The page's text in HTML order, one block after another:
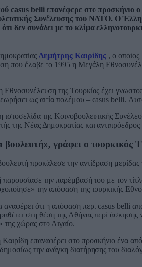
casus belli επανέφερε στο προσκήνιο
Συνέλευσης του ΝΑΤΟ. Ο
ότι δεν συνάδει με το κλίμα
Δημήτρης Καιρίδης , ο
που έλαβε το 1995 η Μεγάλη
της Τουρκίας έχει
ως αιτία πολέμου – casus belli.
της Κοινοβουλευτικής
της Νέας Δημοκρατίας και
γράφει ο τουρκικός
προκάλεσε την αντίδραση
την παρέμβασή του με τον
την απόφαση της τουρκικής
ότι η απόφαση περί casus belli
στη θέση της Αθήνας περί
χώρας στο Αιγαίο.
επαναφέρει στο προσκήνιο ένα
την ανάγκη διατήρησης του